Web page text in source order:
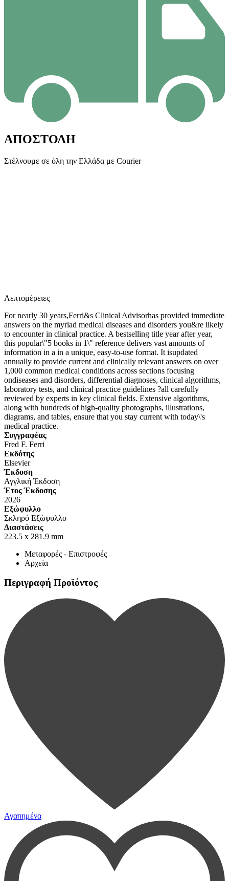
ΑΠΟΣΤΟΛΗ
Στέλνουμε σε όλη την Ελλάδα με Courier
Λεπτομέρειες
For nearly 30 years,Ferri&s Clinical Advisorhas provided immediate
answers on the myriad medical diseases and disorders you&re likely
to encounter in clinical practice. A bestselling title year after year,
this popular\"5 books in 1\" reference delivers vast amounts of
information in a in a unique, easy-to-use format. It isupdated
annually to provide current and clinically relevant answers on over
1,000 common medical conditions across sections focusing
ondiseases and disorders, differential diagnoses, clinical algorithms,
laboratory tests, and clinical practice guidelines ?all carefully
reviewed by experts in key clinical fields. Extensive algorithms,
along with hundreds of high-quality photographs, illustrations,
diagrams, and tables, ensure that you stay current with today\'s
medical practice.
Συγγραφέας
Fred F. Ferri
Eκδότης
Elsevier
Έκδοση
Αγγλική Έκδοση
Έτος Έκδοσης
2026
Εξώφυλλο
Σκληρό Εξώφυλλο
Διαστάσεις
223.5 x 281.9 mm
Μεταφορές - Επιστροφές
Αρχεία
Περιγραφή Προϊόντος
Αγαπημένα